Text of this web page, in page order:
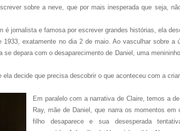
sobre a neve, que por mais inesperada que seja,
é jornalista e famosa por escrever grandes histórias, ela
1933, exatamente no dia 2 de maio. Ao vasculhar sobre a
depara com o desaparecimento de Daniel, uma
decide que precisa descobrir o que aconteceu com a
Em paralelo com a narrativa de Claire, temos a
Ray, mãe de Daniel, que narra os momentos em
filho desaparece e sua desesperada